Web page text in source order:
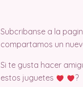
Subcribanse a la
compartamos un
Si te gusta hacer
estos juguetes
?